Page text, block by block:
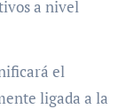
a nivel
el
ligada a la